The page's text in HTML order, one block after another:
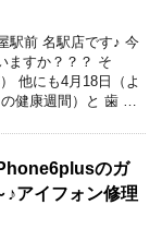
駅前 名駅店です♪ 今
ますか？？？ そ
他にも4月18日（よ
健康週間）と 歯 …
のガ
♪アイフォン修理